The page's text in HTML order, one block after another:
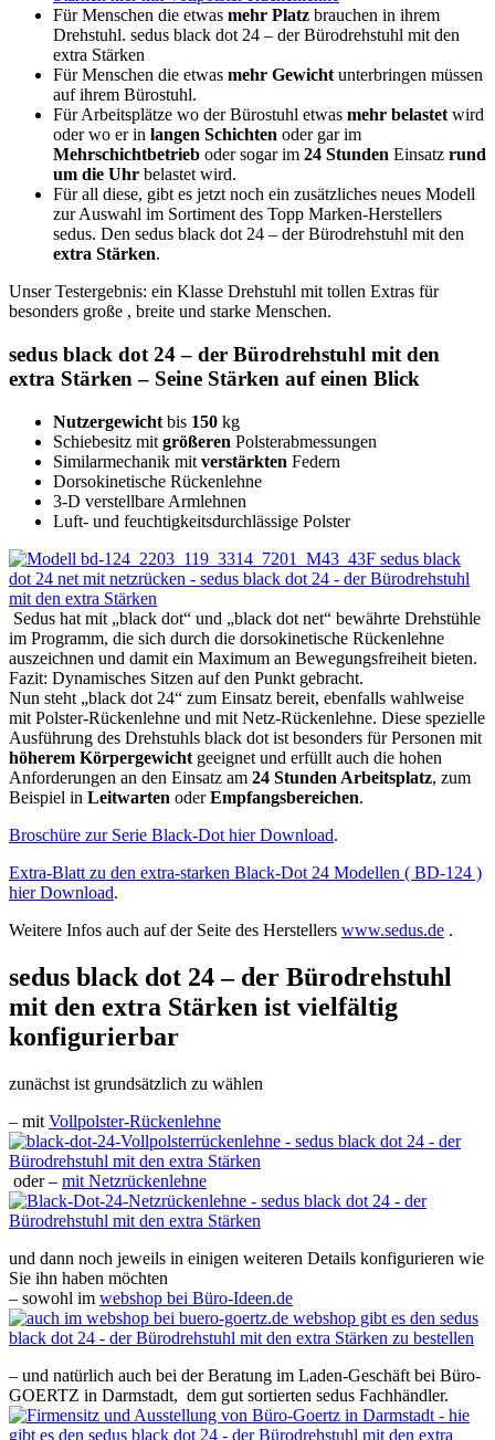
Für Menschen die etwas mehr Platz brauchen in ihrem
Drehstuhl. sedus black dot 24 – der Bürodrehstuhl mit den
extra Stärken
Für Menschen die etwas mehr Gewicht unterbringen müssen
auf ihrem Bürostuhl.
Für Arbeitsplätze wo der Bürostuhl etwas mehr belastet wird
oder wo er in langen Schichten oder gar im
Mehrschichtbetrieb oder sogar im 24 Stunden Einsatz rund
um die Uhr belastet wird.
Für all diese, gibt es jetzt noch ein zusätzliches neues Modell
zur Auswahl im Sortiment des Topp Marken-Herstellers
sedus. Den sedus black dot 24 – der Bürodrehstuhl mit den
extra Stärken.
Unser Testergebnis: ein Klasse Drehstuhl mit tollen Extras für
besonders große , breite und starke Menschen.
sedus black dot 24 – der Bürodrehstuhl mit den
extra Stärken – Seine Stärken auf einen Blick
Nutzergewicht bis 150 kg
Schiebesitz mit größeren Polsterabmessungen
Similarmechanik mit verstärkten Federn
Dorsokinetische Rückenlehne
3-D verstellbare Armlehnen
Luft- und feuchtigkeitsdurchlässige Polster
Sedus hat mit „black dot“ und „black dot net“ bewährte Drehstühle
im Programm, die sich durch die dorsokinetische Rückenlehne
auszeichnen und damit ein Maximum an Bewegungsfreiheit bieten.
Fazit: Dynamisches Sitzen auf den Punkt gebracht.
Nun steht „black dot 24“ zum Einsatz bereit, ebenfalls wahlweise
mit Polster-Rückenlehne und mit Netz-Rückenlehne. Diese spezielle
Ausführung des Drehstuhls black dot ist besonders für Personen mit
höherem Körpergewicht geeignet und erfüllt auch die hohen
Anforderungen an den Einsatz am 24 Stunden Arbeitsplatz, zum
Beispiel in Leitwarten oderEmpfangsbereichen.
Broschüre zur Serie Black-Dot hier Download.
Extra-Blatt zu den extra-starken Black-Dot 24 Modellen ( BD-124 )
hier Download.
Weitere Infos auch auf der Seite des Herstellers www.sedus.de .
sedus black dot 24 – der Bürodrehstuhl
mit den extra Stärken ist vielfältig
konfigurierbar
zunächst ist grundsätzlich zu wählen
– mit Vollpolster-Rückenlehne
oder – mit Netzrückenlehne
und dann noch jeweils in einigen weiteren Details konfigurieren wie
Sie ihn haben möchten
– sowohl im webshop bei Büro-Ideen.de
– und natürlich auch bei der Beratung im Laden-Geschäft bei Büro-
GOERTZ in Darmstadt, dem gut sortierten sedus Fachhändler.